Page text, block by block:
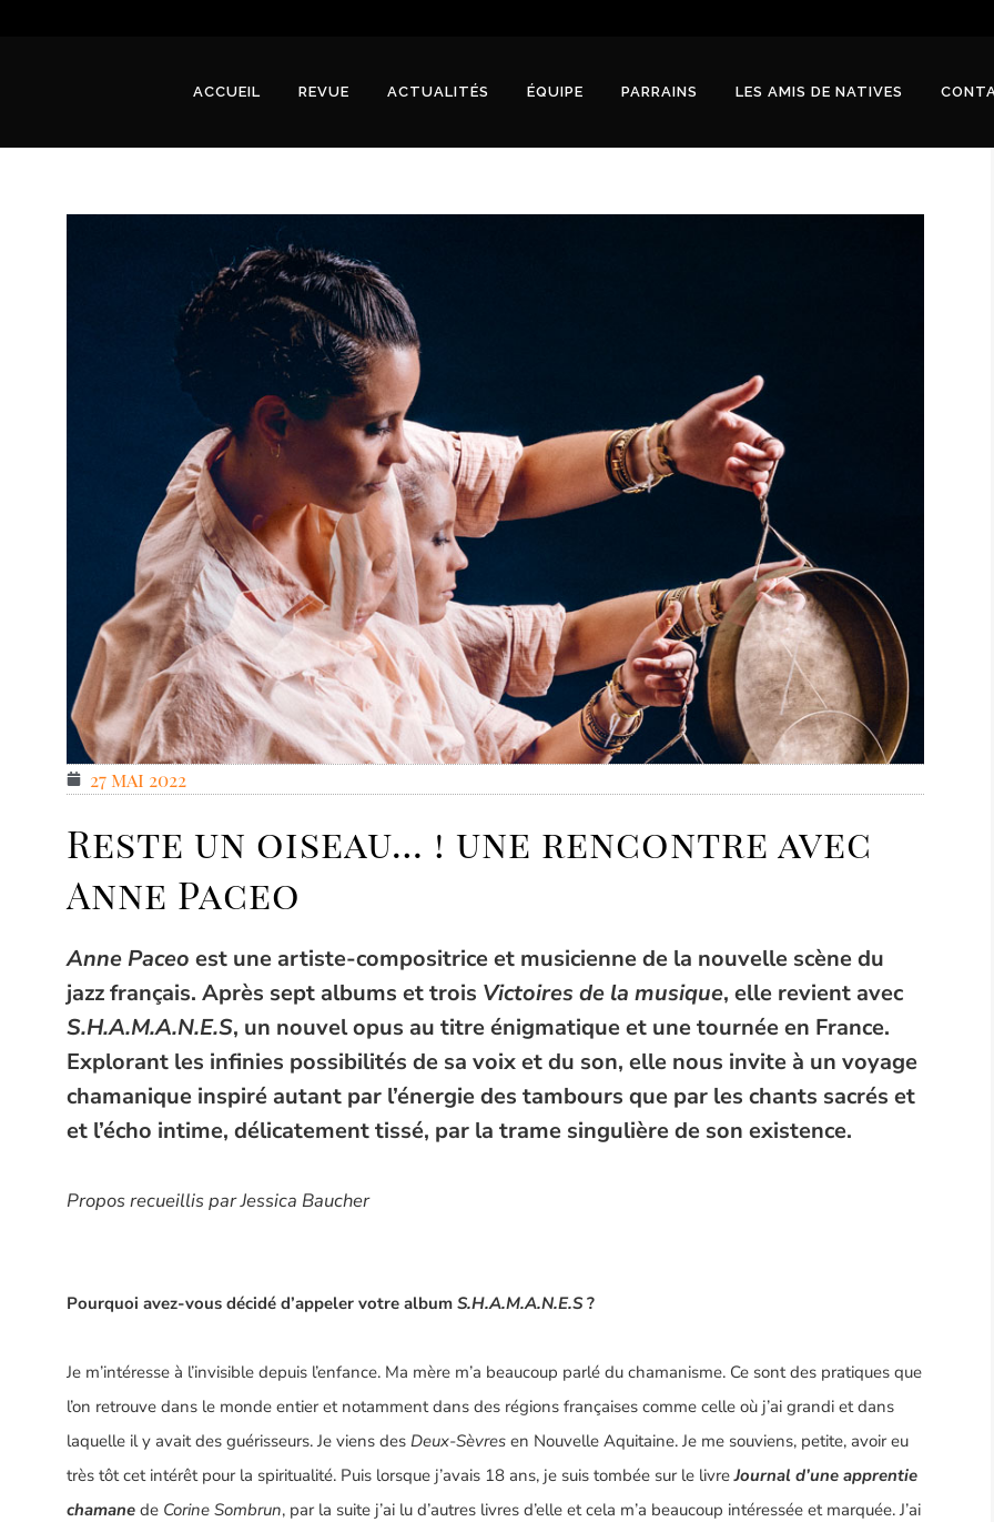
ACCUEIL REVUE ACTUALITÉS ÉQUIPE PARRAINS LES AMIS DE NATIVES
27 mai 2022
Reste un oiseau… ! une rencontre avec
Anne Paceo
Anne Paceo est une artiste-compositrice et musicienne de la nouvelle scène du
jazz français. Après sept albums et trois Victoires de la musique, elle revient avec
S.H.A.M.A.N.E.S, un nouvel opus au titre énigmatique et une tournée en France.
Explorant les infinies possibilités de sa voix et du son, elle nous invite à un voyage
chamanique inspiré autant par l’énergie des tambours que par les chants sacrés et
et l’écho intime, délicatement tissé, par la trame singulière de son existence.
Propos recueillis par Jessica Baucher
Pourquoi avez-vous décidé d’appeler votre album S.H.A.M.A.N.E.S ?
Je m’intéresse à l’invisible depuis l’enfance. Ma mère m’a beaucoup parlé du chamanisme. Ce sont des pratiques que
l’on retrouve dans le monde entier et notamment dans des régions françaises comme celle où j’ai grandi et dans
laquelle il y avait des guérisseurs. Je viens des Deux-Sèvres en Nouvelle Aquitaine. Je me souviens, petite, avoir eu
très tôt cet intérêt pour la spiritualité. Puis lorsque j’avais 18 ans, je suis tombée sur le livreJournal d’une apprentie
chamane de Corine Sombrun, par la suite j’ai lu d’autres livres d’elle et cela m’a beaucoup intéressée et marquée. J’ai